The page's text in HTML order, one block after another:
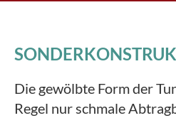
Die gewölbte Form der
Regel nur schmale